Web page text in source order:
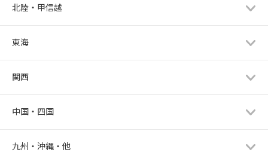
北陸・甲信越
東海
関西
中国・四国
九州・沖縄・他